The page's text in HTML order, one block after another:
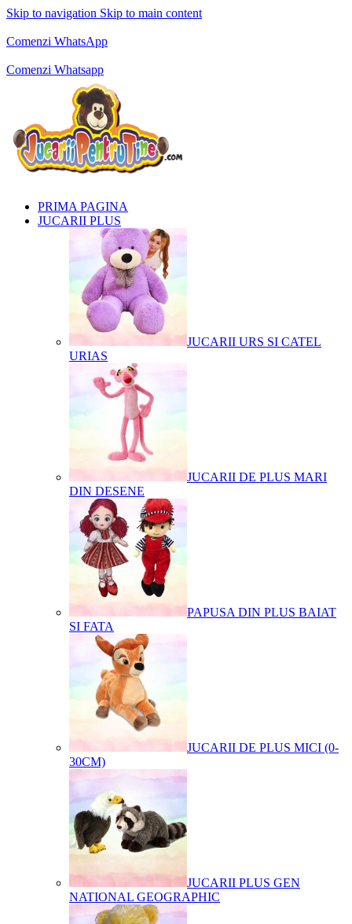
Skip to navigation Skip to main content
Comenzi WhatsApp
Comenzi Whatsapp
PRIMA PAGINA
JUCARII PLUS
JUCARII URS SI CATEL
URIAS
JUCARII DE PLUS MARI
DIN DESENE
PAPUSA DIN PLUS BAIAT
SI FATA
JUCARII DE PLUS MICI (0-
30CM)
JUCARII PLUS GEN
NATIONAL GEOGRAPHIC